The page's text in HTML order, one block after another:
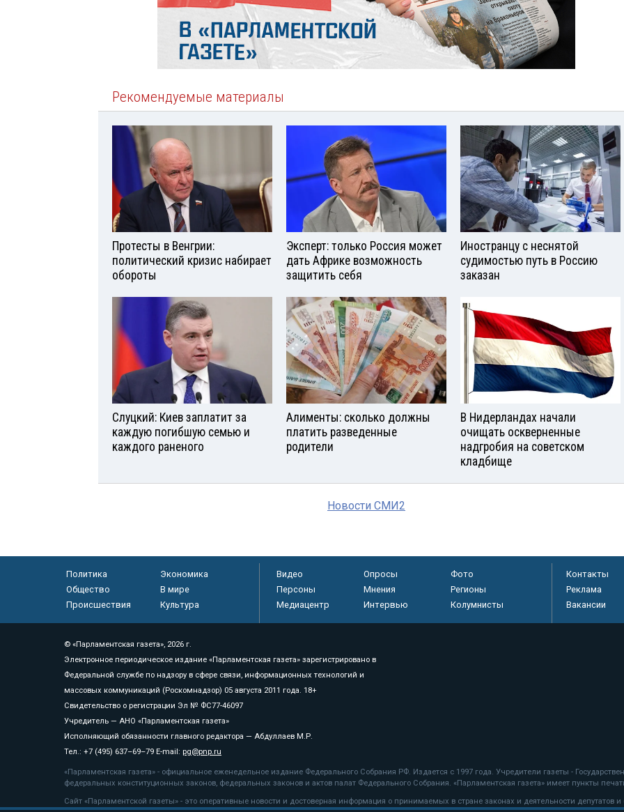
Рекомендуемые материалы
Протесты в Венгрии:
политический кризис набирает
обороты
Эксперт: только Россия может
дать Африке возможность
защитить себя
Иностранцу с неснятой
судимостью путь в Россию
заказан
Слуцкий: Киев заплатит за
каждую погибшую семью и
каждого раненого
Алименты: сколько должны
платить разведенные
родители
В Нидерландах начали
очищать оскверненные
надгробия на советском
кладбище
Новости СМИ2
Политика
Экономика
Общество
В мире
Происшествия
Культура
Видео Опросы
Фото
Персоны
Мнения
Регионы
Медиацентр
Интервью Колумнисты
Контакты
Реклама
Вакансии
© «Парламентская газета», 2026 г.
Электронное периодическое издание «Парламентская газета» зарегистрировано в
Федеральной службе по надзору в сфере связи, информационных технологий и
массовых коммуникаций (Роскомнадзор) 05 августа 2011 года. 18+
Свидетельство о регистрации Эл № ФС77-46097
Учредитель — АНО «Парламентская газета»
Исполняющий обязанности главного редактора — Абдуллаев М.Р.
Тел.: +7 (495) 637–69–79 E-mail: pg@pnp.ru
«Парламентская газета» - официальное еженедельное издание Федерального Собрания РФ. Издается с 1997 года. Учредители газеты -
федеральных конституционных законов, федеральных законов и актов палат Федерального Собрания. «Парламентская газета» имеет пункты
Сайт «Парламентской газеты» - это оперативные новости и достоверная информация о принимаемых в стране законах и деятельности депутатов